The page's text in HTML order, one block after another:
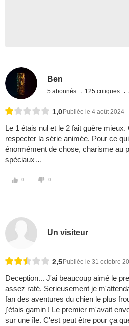
Ben
5 abonnés 125 critiques
1,0 Publiée le 4 août 2024
Le 1 étais nul et le 2 fait guère
respecter la série animée. Pour ce
énormément de chose, charisme au
spéciaux…
0 0
Un visiteur
2,5 Publiée le 31 octobre
Deception... J'ai beaucoup aimé le
assez raté. Serieusement je
fan des aventures du chien le plus
j'étais gamin ! Le premier m'avait
sur une île. C'est peut être pour ça